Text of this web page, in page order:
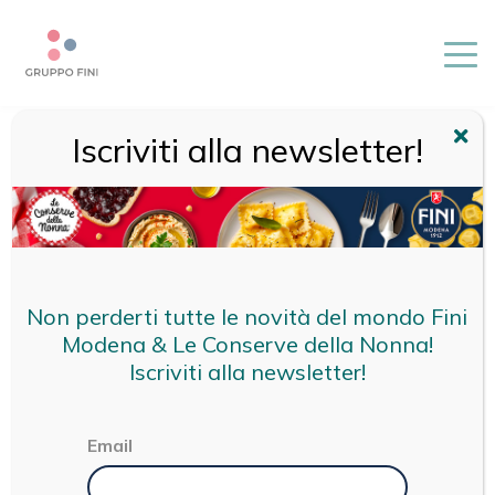
/FINI/ PASTA FRESCA /PASTA FRESCA
PASTA FRESCA
ALL'UOVO:
TAGLIATELLE E
SFOGLIA PER
Iscriviti alla newsletter!
Non perderti tutte le novità del mondo Fini
Modena & Le Conserve della Nonna!
Iscriviti alla newsletter!
Email